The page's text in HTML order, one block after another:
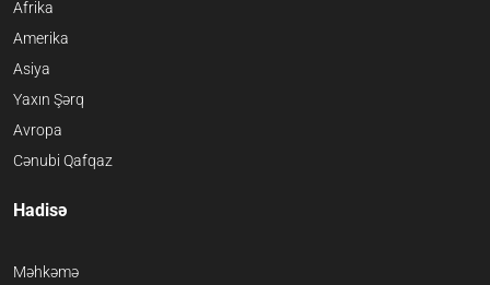
Afrika
Amerika
Asiya
Yaxın Şərq
Avropa
Cənubi Qafqaz
Hadisə
Məhkəmə